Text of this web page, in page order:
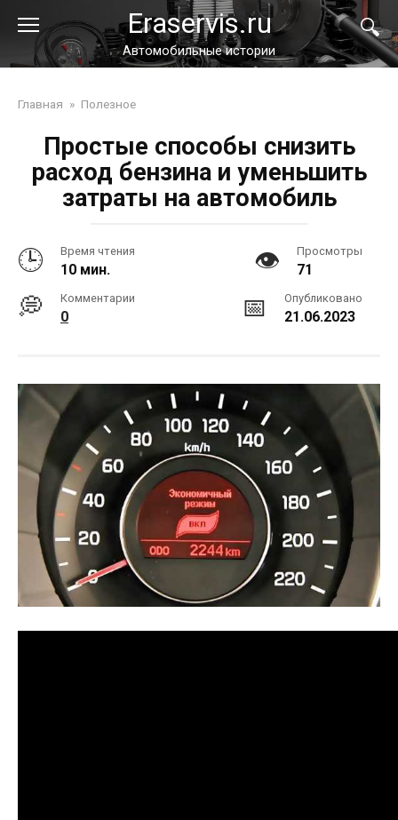
контенту
Eraservis.ru
Автомобильные истории
Главная » Полезное
Простые способы снизить
расход бензина и уменьшить
затраты на автомобиль
Время чтения
10 мин.
Просмотры
71
Комментарии
0
Опубликовано
21.06.2023